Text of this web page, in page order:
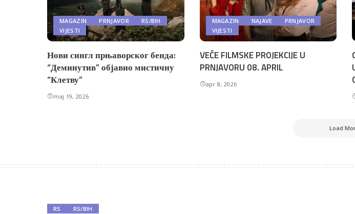
MAGAZIN PRNJAVOR
RS/BIH
VIJESTI
Нови сингл прњаворског бенда:
“Деминутив” објавио мистичну
“Клетву”
maj 19, 2026
MAGAZIN NAJAVE
PRNJAVOR
VIJESTI
VEČE FILMSKE PROJEKCIJE U
PRNJAVORU 08. APRIL
apr 8, 2026
Load
RS RS/BIH